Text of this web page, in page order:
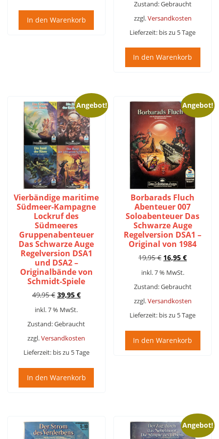
In den Warenkorb
69,95 €49,95 €.
Zustand: Gebraucht
zzgl.Versandkosten
Lieferzeit: bis zu 5 Tage
In den Warenkorb
Angebot!
Vierbändige maritime
Südmeer-Kampagne
Lockruf des
Südmeeres
Gruppenabenteuer
Das Schwarze Auge
Regelversion DSA1
und DSA2 –
Originalbände von
Schmidt-Spiele
49,95€ Ursprünglicher
war:
49,95 €
39,95 €Aktueller
39,95 €.
inkl. 7 % MwSt.
Zustand: Gebraucht
zzgl.Versandkosten
Lieferzeit: bis zu 5 Tage
In den Warenkorb
Angebot!
Borbarads Fluch
Abenteuer 007
Soloabenteuer Das
Schwarze Auge
Regelversion DSA1 –
Original von 1984
19,95€ Ursprünglicher
war:
19,95 €
16,95€Aktueller
16,95 €.
inkl. 7 % MwSt.
Zustand: Gebraucht
zzgl.Versandkosten
Lieferzeit: bis zu 5 Tage
In den Warenkorb
Angebot!